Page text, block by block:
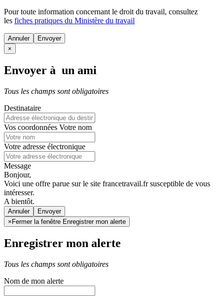
Pour toute information concernant le droit du travail, consultez
les fiches pratiques du Ministère du travail
Annuler
×
Envoyer à un ami
Tous les champs sont obligatoires
Destinataire
Vos coordonnées Votre nom
Votre adresse électronique
Message
Bonjour,
Voici une offre parue sur le site francetravail.fr susceptible de vous
intéresser.
A bientôt.
Annuler
× Fermer la fenêtre Enregistrer mon alerte
Enregistrer mon alerte
Tous les champs sont obligatoires
Nom de mon alerte